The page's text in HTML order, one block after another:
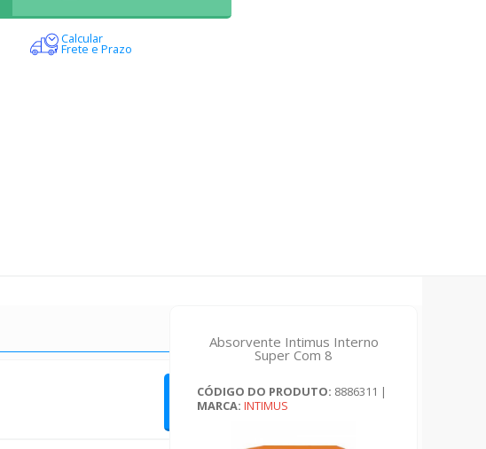
Calcular
Frete e Prazo
Absorvente Intimus Interno
Super Com 8
CÓDIGO DO PRODUTO: 8886311 |
MARCA: INTIMUS
QUERO FAZER UMA AVALIAÇÃO